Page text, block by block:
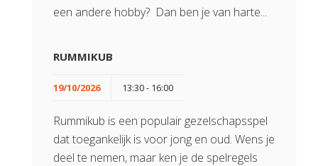
een andere hobby? Dan ben je van harte...
RUMMIKUB
19/10/2026 13:30 - 16:00
Rummikub is een populair gezelschapsspel
dat toegankelijk is voor jong en oud. Wens je
deel te nemen, maar ken je de spelregels